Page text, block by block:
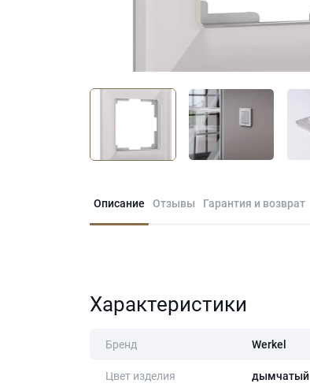
Описание Отзывы Гарантия и возврат
Характеристики
Бренд Werkel
Цвет изделия дымчатый